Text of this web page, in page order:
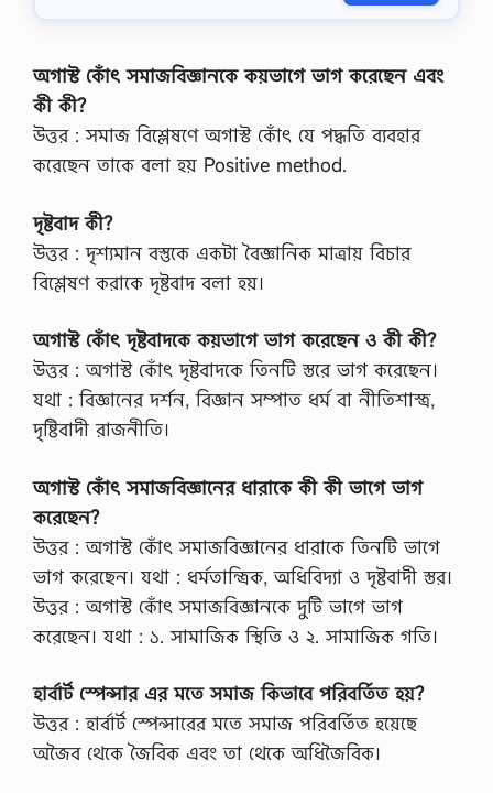
,
?
ই
অগাস্ট কোঁৎ সমাজবিজ্ঞানকে কয়ভাগে ভাগ করেছেন এবং
কী কী?
উত্তর : সমাজ বিশ্লেষণে অগাস্ট কোঁৎ যে পদ্ধতি ব্যবহার
করেছেন তাকে বলা হয় Positive method.
দৃষ্টবাদ কী?
উত্তর : দৃশ্যমান বস্তুকে একটা বৈজ্ঞানিক মাত্রায় বিচার
বিশ্লেষণ করাকে দৃষ্টবাদ বলা হয়।
অগাস্ট কোঁৎ দৃষ্টবাদকে কয়ভাগে ভাগ করেছেন ও কী কী?
উত্তর : অগাস্ট কোঁৎ দৃষ্টবাদকে তিনটি স্তরে ভাগ করেছেন।
যথা : বিজ্ঞানের দর্শন, বিজ্ঞান সম্পাত ধর্ম বা নীতিশাস্ত্র,
দৃষ্টিবাদী রাজনীতি।
অগাস্ট কোঁৎ সমাজবিজ্ঞানের ধারাকে কী কী ভাগে ভাগ
করেছেন?
উত্তর : অগাস্ট কোঁৎ সমাজবিজ্ঞানের ধারাকে তিনটি ভাগে
ভাগ করেছেন। যথা : ধর্মতান্ত্রিক, অধিবিদ্যা ও দৃষ্টবাদী স্তর।
উত্তর : অগাস্ট কোঁৎ সমাজবিজ্ঞানকে দুটি ভাগে ভাগ
করেছেন। যথা : ১. সামাজিক স্থিতি ও ২. সামাজিক গতি।
হার্বার্ট স্পেন্সার এর মতে সমাজ কিভাবে পরিবর্তিত হয়?
উত্তর : হার্বার্ট স্পেন্সারের মতে সমাজ পরিবর্তিত হয়েছে
অজৈব থেকে জৈবিক এবং তা থেকে অধিজৈবিক।